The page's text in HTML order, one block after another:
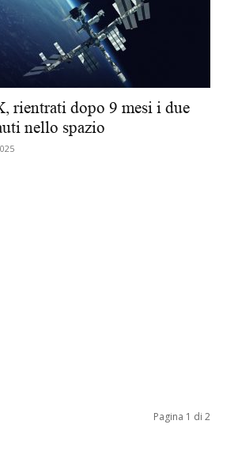
dei
Biologi
rientrati dopo 9 mesi i due
nello spazio
Pagina 1 di 2